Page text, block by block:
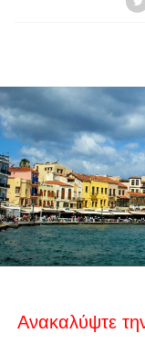
Ανακαλύψτε